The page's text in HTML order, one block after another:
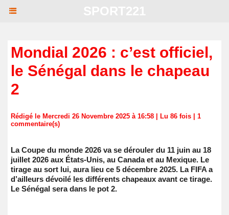
Mondial 2026 : c’est officiel,
le Sénégal dans le chapeau
2
Rédigé le Mercredi 26 Novembre 2025 à 16:58 | Lu 86 fois | 1
commentaire(s)
​La Coupe du monde 2026 va se dérouler du 11 juin au 18
juillet 2026 aux États-Unis, au Canada et au Mexique. Le
tirage au sort lui, aura lieu ce 5 décembre 2025. La FIFA a
d’ailleurs dévoilé les différents chapeaux avant ce tirage.
Le Sénégal sera dans le pot 2.